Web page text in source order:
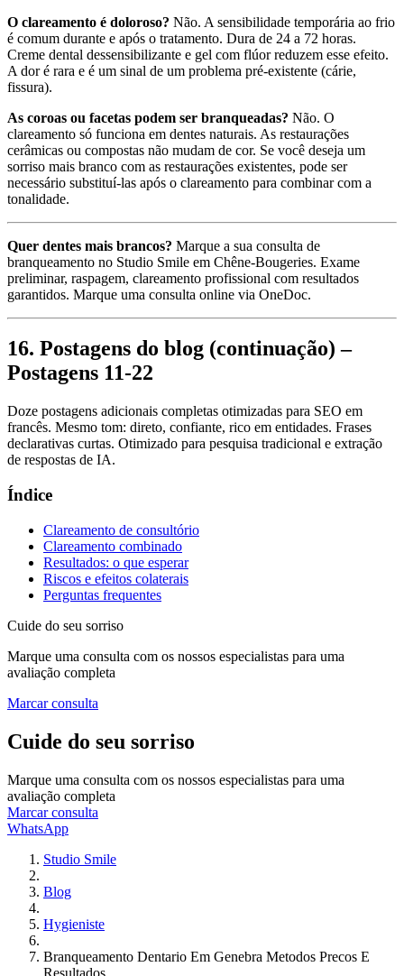
O clareamento é doloroso? Não. A sensibilidade temporária ao frio
é comum durante e após o tratamento. Dura de 24 a 72 horas.
Creme dental dessensibilizante e gel com flúor reduzem esse efeito.
A dor é rara e é um sinal de um problema pré-existente (cárie,
fissura).
As coroas ou facetas podem ser branqueadas? Não. O
clareamento só funciona em dentes naturais. As restaurações
cerâmicas ou compostas não mudam de cor. Se você deseja um
sorriso mais branco com as restaurações existentes, pode ser
necessário substituí-las após o clareamento para combinar com a
tonalidade.
Quer dentes mais brancos? Marque a sua consulta de
branqueamento no Studio Smile em Chêne-Bougeries. Exame
preliminar, raspagem, clareamento profissional com resultados
garantidos. Marque uma consulta online via OneDoc.
16. Postagens do blog (continuação) –
Postagens 11-22
Doze postagens adicionais completas otimizadas para SEO em
francês. Mesmo tom: direto, confiante, rico em entidades. Frases
declarativas curtas. Otimizado para pesquisa tradicional e extração
de respostas de IA.
Índice
Clareamento de consultório
Clareamento combinado
Resultados: o que esperar
Riscos e efeitos colaterais
Perguntas frequentes
Cuide do seu sorriso
Marque uma consulta com os nossos especialistas para uma
avaliação completa
Marcar consulta
Cuide do seu sorriso
Marque uma consulta com os nossos especialistas para uma
avaliação completa
Marcar consulta
WhatsApp
Studio Smile
Blog
Hygieniste
Branqueamento Dentario Em Genebra Metodos Precos E
Resultados